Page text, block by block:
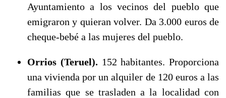
Ayuntamiento a los vecinos del pueblo que
emigraron y quieran volver. Da 3.000 euros de
cheque-bebé a las mujeres del pueblo.
Orrios (Teruel). 152 habitantes. Proporciona
una vivienda por un alquiler de 120 euros a las
familias que se trasladen a la localidad con